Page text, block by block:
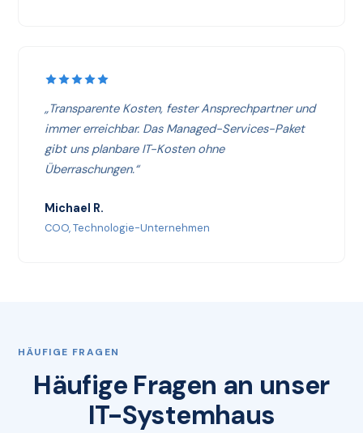
„Transparente Kosten, fester Ansprechpartner und
immer erreichbar. Das Managed-Services-Paket
gibt uns planbare IT-Kosten ohne
Überraschungen.“
Michael R.
COO, Technologie-Unternehmen
HÄUFIGE FRAGEN
Häufige Fragen an unser
IT-Systemhaus